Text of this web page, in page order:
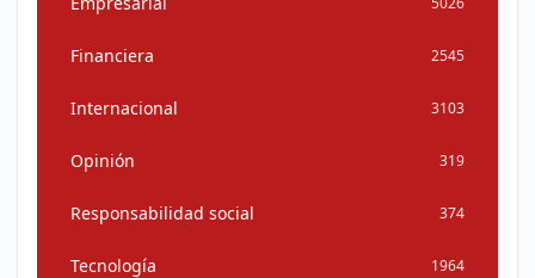
Financiera 2545
Internacional 3103
Opinión 319
Responsabilidad social 374
Tecnología 1964